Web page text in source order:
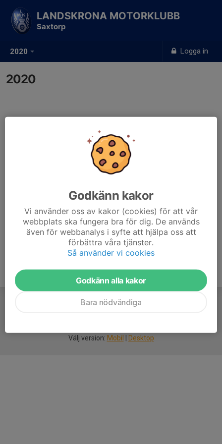
2020 Logga in
LANDSKRONA MOTORKLUBB
Saxtorp
2020
Välj version: Mobil Desktop
Godkänn kakor
Vi använder oss av kakor (cookies) för att vår
webbplats ska fungera bra för dig. De används
även för webbanalys i syfte att hjälpa oss att
förbättra våra tjänster.
Så använder vi cookies
Godkänn alla kakor
Bara nödvändiga